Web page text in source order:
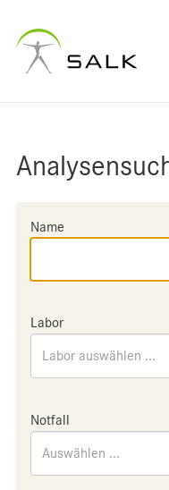
Name
Labor
Labor auswählen ...
Notfall
Auswählen ...